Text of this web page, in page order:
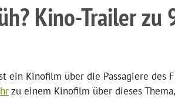
Kino-Trailer zu
ein Kinofilm über die Passagiere des
zu einem Kinofilm über dieses